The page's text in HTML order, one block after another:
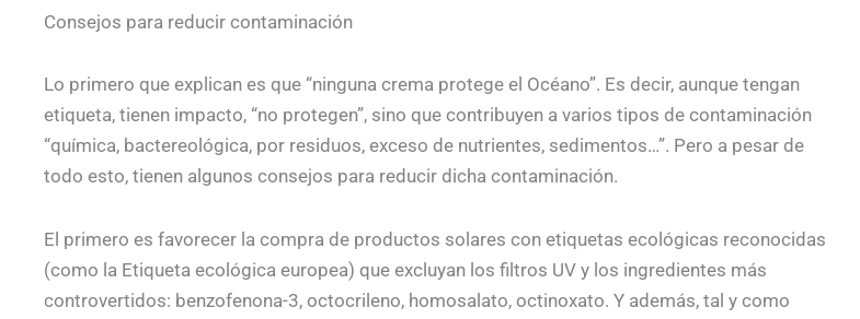
Consejos para reducir contaminación
Lo primero que explican es que “ninguna crema protege el Océano”. Es decir, aunque tengan
etiqueta, tienen impacto, “no protegen”, sino que contribuyen a varios tipos de contaminación
“química, bactereológica, por residuos, exceso de nutrientes, sedimentos…”. Pero a pesar de
todo esto, tienen algunos consejos para reducir dicha contaminación.
El primero es favorecer la compra de productos solares con etiquetas ecológicas reconocidas
(como la Etiqueta ecológica europea) que excluyan los filtros UV y los ingredientes más
controvertidos: benzofenona-3, octocrileno, homosalato, octinoxato. Y además, tal y como